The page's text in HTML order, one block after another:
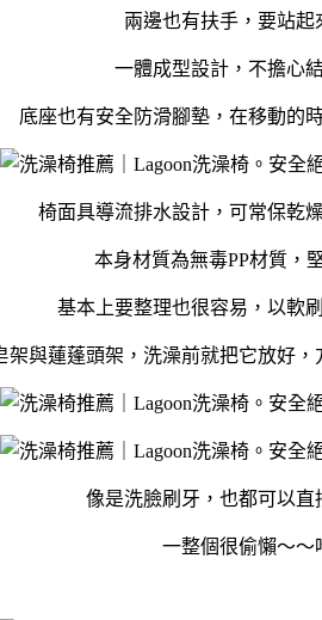
兩邊也有扶手，要站起
一體成型設計，不擔心
底座也有安全防滑腳墊，在移動的
椅面具導流排水設計，可常保乾
本身材質為無毒PP材質，
基本上要整理也很容易，以軟
架與蓮蓬頭架，洗澡前就把它放好
像是洗臉刷牙，也都可以直
一整個很偷懶～～